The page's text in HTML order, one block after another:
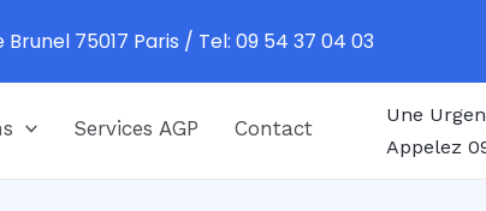
Services AGP Contact
Une
Appelez
Brunel 75017 Paris / Tel: 09 54 37 04 03